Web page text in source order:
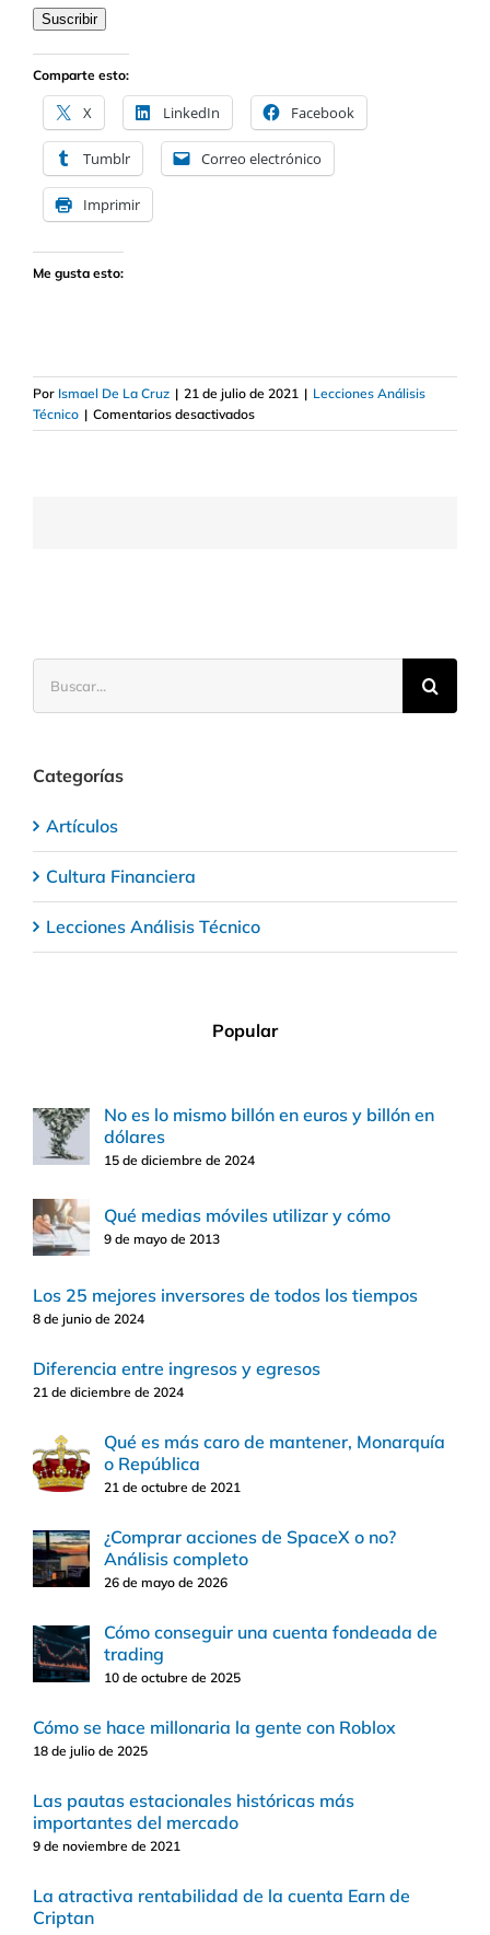
de
correo
electrónico
Suscribir
Comparte esto:
X LinkedIn Facebook
Tumblr Correo electrónico
Imprimir
Me gusta esto:
Por Ismael De La Cruz | 21 de julio de 2021 | Lecciones Análisis
Técnico | Comentarios desactivadosen
Estrategias
Categorías
Artículos
Cultura Financiera
Lecciones Análisis Técnico
Popular
No es lo mismo billón en euros y billón en
dólares
15 de diciembre de 2024
Qué medias móviles utilizar y cómo
9 de mayo de 2013
Los 25 mejores inversores de todos los tiempos
8 de junio de 2024
Diferencia entre ingresos y egresos
21 de diciembre de 2024
Qué es más caro de mantener, Monarquía
o República
21 de octubre de 2021
¿Comprar acciones de SpaceX o no?
Análisis completo
26 de mayo de 2026
Cómo conseguir una cuenta fondeada de
trading
10 de octubre de 2025
Cómo se hace millonaria la gente con Roblox
18 de julio de 2025
Las pautas estacionales históricas más
importantes del mercado
9 de noviembre de 2021
La atractiva rentabilidad de la cuenta Earn de
Criptan